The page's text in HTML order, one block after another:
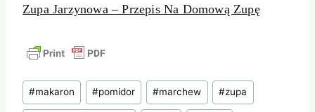
Zupa Jarzynowa – Przepis Na Domową Zupę
Tagi
wpisu:
#makaron #pomidor #marchew #zupa